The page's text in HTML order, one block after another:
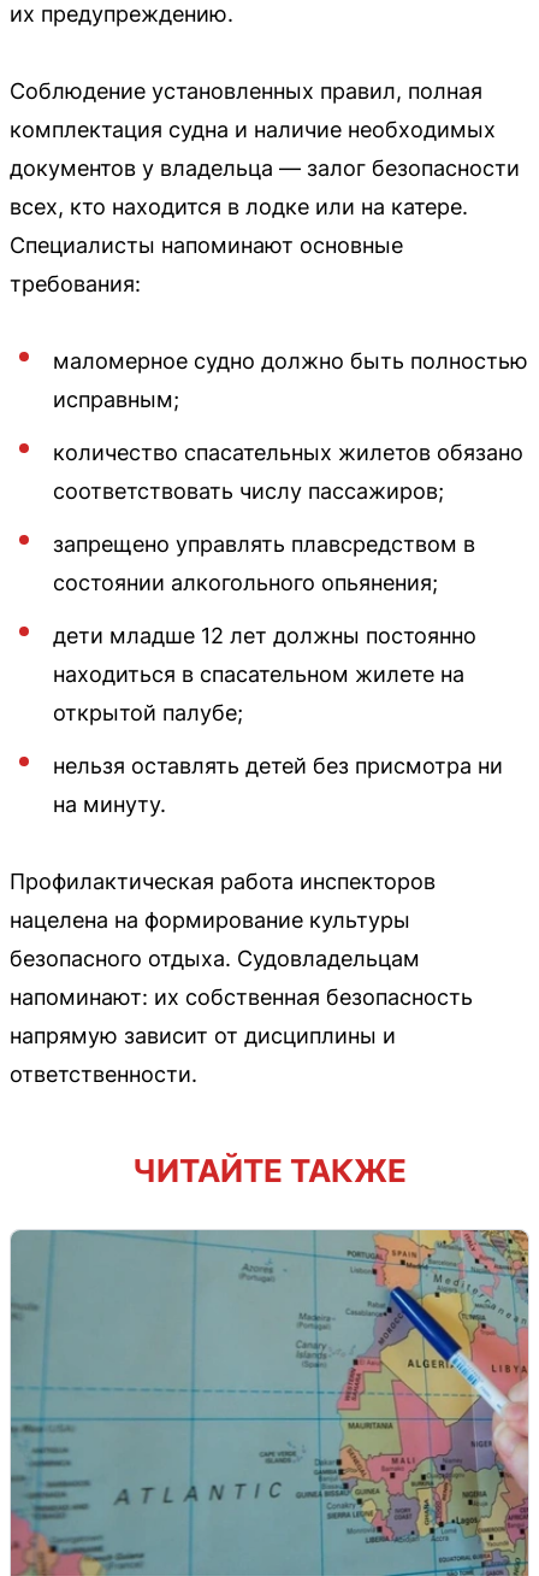
их предупреждению.
Соблюдение установленных правил, полная
комплектация судна и наличие необходимых
документов у владельца — залог безопасности
всех, кто находится в лодке или на катере.
Специалисты напоминают основные
требования:
маломерное судно должно быть полностью
исправным;
количество спасательных жилетов обязано
соответствовать числу пассажиров;
запрещено управлять плавсредством в
состоянии алкогольного опьянения;
дети младше 12 лет должны постоянно
находиться в спасательном жилете на
открытой палубе;
нельзя оставлять детей без присмотра ни
на минуту.
Профилактическая работа инспекторов
нацелена на формирование культуры
безопасного отдыха. Судовладельцам
напоминают: их собственная безопасность
напрямую зависит от дисциплины и
ответственности.
ЧИТАЙТЕ ТАКЖЕ